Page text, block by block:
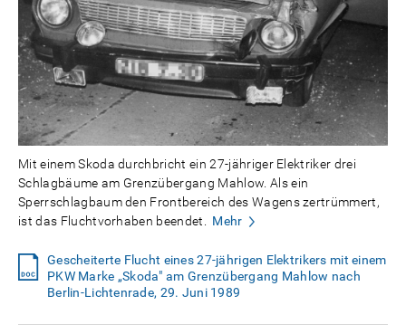
Mit einem Skoda durchbricht ein 27-jähriger Elektriker drei
Schlagbäume am Grenzübergang Mahlow. Als ein
Sperrschlagbaum den Frontbereich des Wagens zertrümmert,
ist das Fluchtvorhaben beendet.
Mehr
Gescheiterte Flucht eines 27-jährigen Elektrikers mit einem
PKW Marke „Skoda" am Grenzübergang Mahlow nach
Berlin-Lichtenrade, 29. Juni 1989